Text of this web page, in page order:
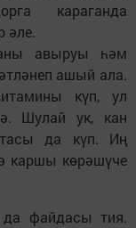
караганда
әле.
авыруы һәм
ашый ала.
күп, ул
Шулай ук, кан
да күп. Иң
каршы көрәшүче
файдасы тия.